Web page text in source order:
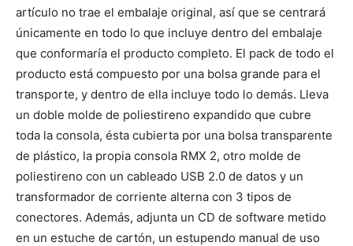
artículo no trae el embalaje original, así que se centrará
únicamente en todo lo que incluye dentro del embalaje
que conformaría el producto completo. El pack de todo el
producto está compuesto por una bolsa grande para el
transporte, y dentro de ella incluye todo lo demás. Lleva
un doble molde de poliestireno expandido que cubre
toda la consola, ésta cubierta por una bolsa transparente
de plástico, la propia consola RMX 2, otro molde de
poliestireno con un cableado USB 2.0 de datos y un
transformador de corriente alterna con 3 tipos de
conectores. Además, adjunta un CD de software metido
en un estuche de cartón, un estupendo manual de uso